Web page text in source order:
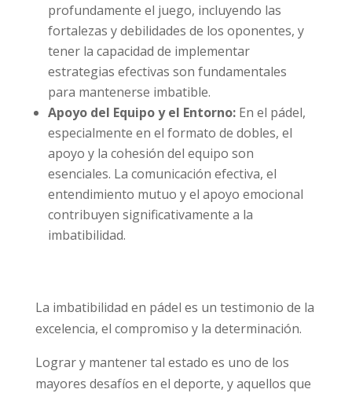
profundamente el juego, incluyendo las
fortalezas y debilidades de los oponentes, y
tener la capacidad de implementar
estrategias efectivas son fundamentales
para mantenerse imbatible.
Apoyo del Equipo y el Entorno:En el pádel,
especialmente en el formato de dobles, el
apoyo y la cohesión del equipo son
esenciales. La comunicación efectiva, el
entendimiento mutuo y el apoyo emocional
contribuyen significativamente a la
imbatibilidad.
La imbatibilidad en pádel es un testimonio de la
excelencia, el compromiso y la determinación.
Lograr y mantener tal estado es uno de los
mayores desafíos en el deporte, y aquellos que